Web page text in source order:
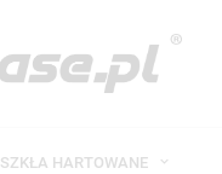
SZKŁA HARTOWANE